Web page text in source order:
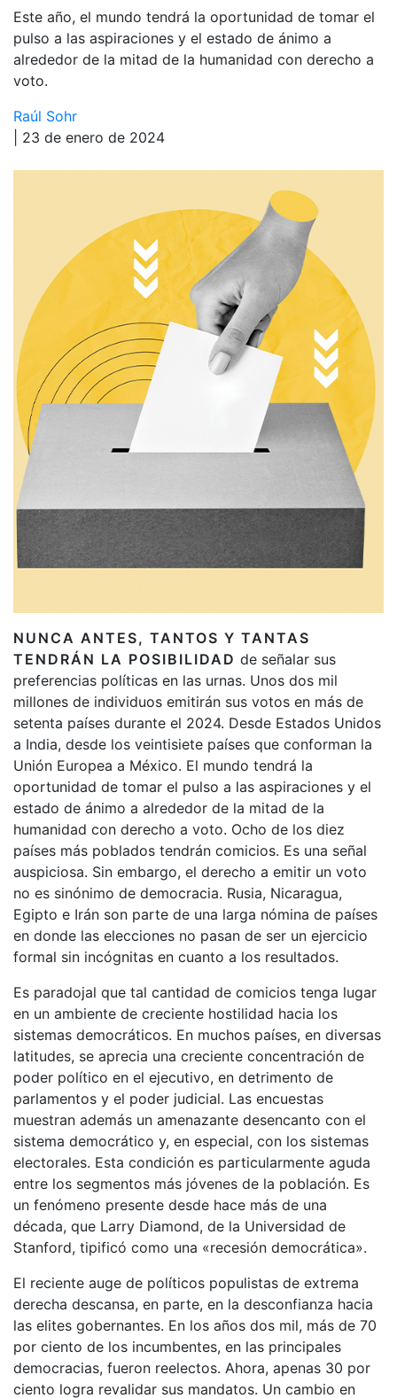
Este año, el mundo tendrá la oportunidad de tomar el
pulso a las aspiraciones y el estado de ánimo a
alrededor de la mitad de la humanidad con derecho a
voto.
Raúl Sohr
| 23 de enero de 2024
NUNCA ANTES, TANTOS Y TANTAS
TENDRÁN LA POSIBILIDAD de señalar sus
preferencias políticas en las urnas. Unos dos mil
millones de individuos emitirán sus votos en más de
setenta países durante el 2024. Desde Estados Unidos
a India, desde los veintisiete países que conforman la
Unión Europea a México. El mundo tendrá la
oportunidad de tomar el pulso a las aspiraciones y el
estado de ánimo a alrededor de la mitad de la
humanidad con derecho a voto. Ocho de los diez
países más poblados tendrán comicios. Es una señal
auspiciosa. Sin embargo, el derecho a emitir un voto
no es sinónimo de democracia. Rusia, Nicaragua,
Egipto e Irán son parte de una larga nómina de países
en donde las elecciones no pasan de ser un ejercicio
formal sin incógnitas en cuanto a los resultados.
Es paradojal que tal cantidad de comicios tenga lugar
en un ambiente de creciente hostilidad hacia los
sistemas democráticos. En muchos países, en diversas
latitudes, se aprecia una creciente concentración de
poder político en el ejecutivo, en detrimento de
parlamentos y el poder judicial. Las encuestas
muestran además un amenazante desencanto con el
sistema democrático y, en especial, con los sistemas
electorales. Esta condición es particularmente aguda
entre los segmentos más jóvenes de la población. Es
un fenómeno presente desde hace más de una
década, que Larry Diamond, de la Universidad de
Stanford, tipificó como una «recesión democrática».
El reciente auge de políticos populistas de extrema
derecha descansa, en parte, en la desconfianza hacia
las elites gobernantes. En los años dos mil, más de 70
por ciento de los incumbentes, en las principales
democracias, fueron reelectos. Ahora, apenas 30 por
ciento logra revalidar sus mandatos. Un cambio en